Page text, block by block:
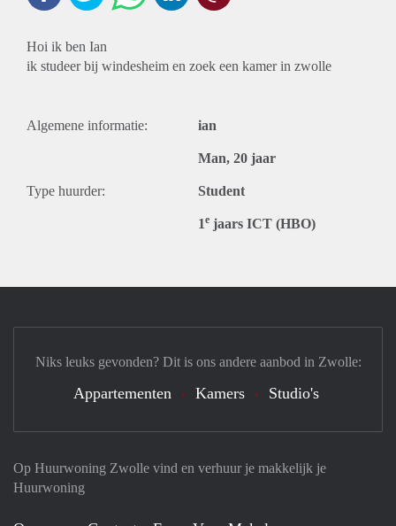
Hoi ik ben Ian
ik studeer bij windesheim en zoek een kamer in zwolle
Algemene informatie: ian
Man, 20 jaar
Type huurder: Student
1e jaars ICT (HBO)
Op Huurwoning Zwolle vind en verhuur je makkelijk je
Huurwoning
Niks leuks gevonden? Dit is ons andere aanbod in Zwolle:
Appartementen Kamers Studio's